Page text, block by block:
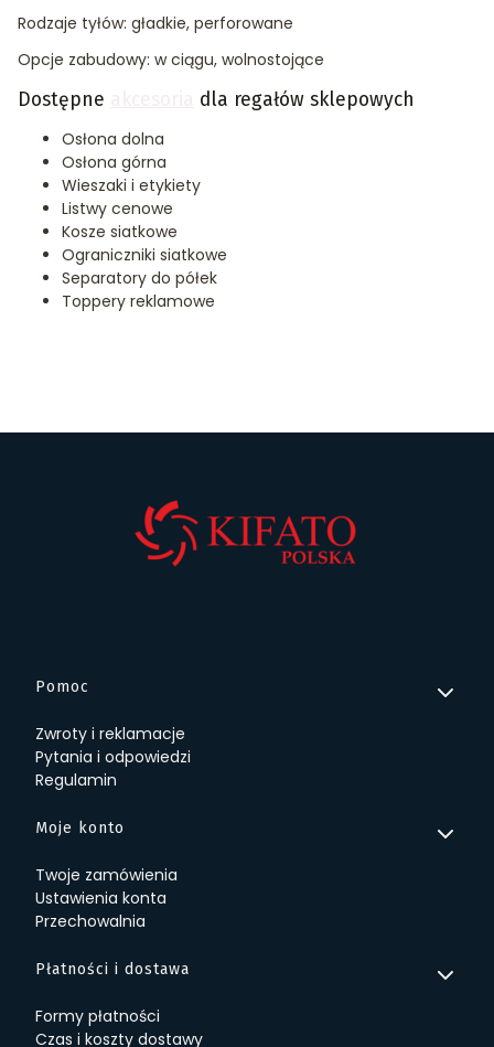
Rodzaje tyłów: gładkie, perforowane
Opcje zabudowy: w ciągu, wolnostojące
Dostępne dla regałów sklepowych
Osłona dolna
Osłona górna
Wieszaki i etykiety
Listwy cenowe
Kosze siatkowe
Ograniczniki siatkowe
Separatory do półek
Toppery reklamowe
Linki w stopce
Pomoc
Zwroty i reklamacje
Pytania i odpowiedzi
Regulamin
Moje konto
Twoje zamówienia
Ustawienia konta
Przechowalnia
Płatności i dostawa
Formy płatności
Czas i koszty dostawy